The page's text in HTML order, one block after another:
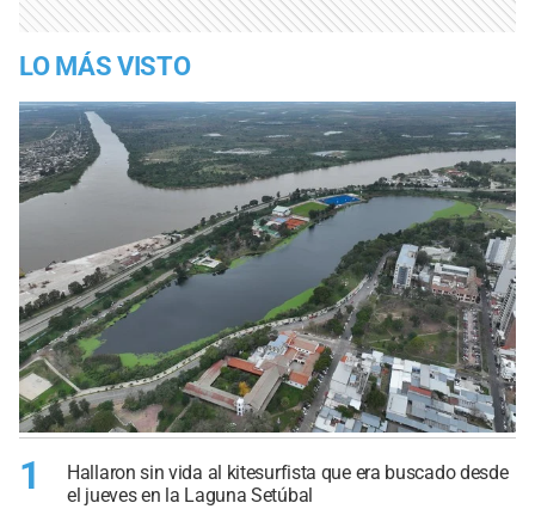
LO MÁS VISTO
1
Hallaron sin vida al kitesurfista que era buscado desde
el jueves en la Laguna Setúbal